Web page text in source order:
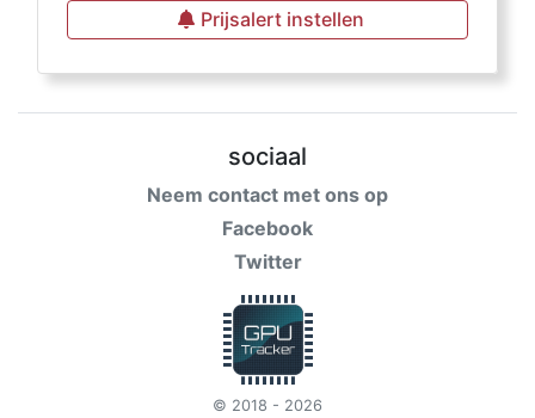
Prijsalert instellen
sociaal
Neem contact met ons op
Facebook
Twitter
© 2018 - 2026